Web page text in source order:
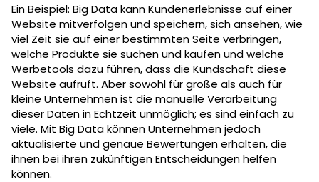
Ein Beispiel: Big Data kann Kundenerlebnisse auf einer
Website mitverfolgen und speichern, sich ansehen, wie
viel Zeit sie auf einer bestimmten Seite verbringen,
welche Produkte sie suchen und kaufen und welche
Werbetools dazu führen, dass die Kundschaft diese
Website aufruft. Aber sowohl für große als auch für
kleine Unternehmen ist die manuelle Verarbeitung
dieser Daten in Echtzeit unmöglich; es sind einfach zu
viele. Mit Big Data können Unternehmen jedoch
aktualisierte und genaue Bewertungen erhalten, die
ihnen bei ihren zukünftigen Entscheidungen helfen
können.